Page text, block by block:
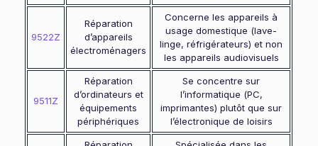
9522Z
Réparation
d’appareils
électroménagers
Concerne les appareils à
usage domestique (lave-
linge, réfrigérateurs) et non
les appareils audiovisuels
9511Z
Réparation
d’ordinateurs et
équipements
périphériques
Se concentre sur
l’informatique (PC,
imprimantes) plutôt que sur
l’électronique de loisirs